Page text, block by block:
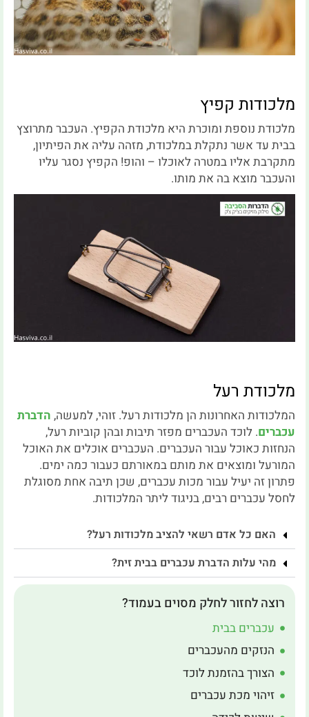
מלכודות קפיץ
מלכודת נוספת ומוכרת היא מלכודת הקפיץ. העכבר מתרוצץ
בבית עד אשר נתקלת במלכודת, מזהה עליה את הפיתיון,
מתקרבת אליו במטרה לאוכלו – והופ! הקפיץ נסגר עליו
והעכבר מוצא בה את מותו.
מלכודת רעל
המלכודות האחרונות הן מלכודות רעל. זוהי, למעשה, הדברת
עכברים. לוכד העכברים מפזר תיבות ובהן קוביות רעל,
הנחזות כאוכל עבור העכברים. העכברים אוכלים את האוכל
המורעל ומוצאים את מותם במאורתם כעבור כמה ימים.
פתרון זה יעיל עבור מכות עכברים, שכן תיבה אחת מסוגלת
לחסל עכברים רבים, בניגוד ליתר המלכודות.
האם כל אדם רשאי להציב מלכודות רעל?
מהי עלות הדברת עכברים בבית זית?
רוצה לחזור לחלק מסוים בעמוד?
עכברים בבית
הנזקים מהעכברים
הצורך בהזמנת לוכד
זיהוי מכת עכברים